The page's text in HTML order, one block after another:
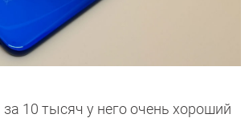
10 тысяч у него очень хороший